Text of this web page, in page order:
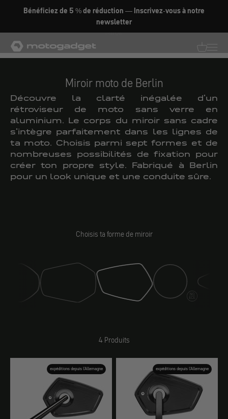
Aller au contenu
Bénéficiez de 5 % de réduction — Inscrivez-vous à notre
newsletter
motogadget GmbH
Miroir
Miroir moto de Berlin
Découvre la clarté inégalée d'un
rétroviseur de moto sans verre en
aluminium. Le corps du miroir sans cadre
s'intègre parfaitement dans les lignes de
ta moto. Choisis parmi sept formes et de
nombreuses possibilités de fixation pour
créer ton propre style. Fabriqué à Berlin
pour un look unique et une conduite sûre.
Choisis ta forme de miroir
Miroir (classic) Miroir (club) Miroir (sport) Miroir (drift)
4 Produits
expéditions depuis l'Allemagne expéditions depuis l'Allemagne